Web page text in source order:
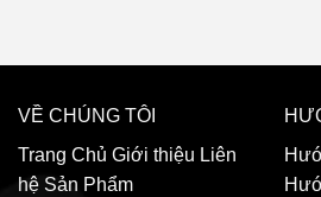
VỀ CHÚNG TÔI
Trang Chủ Giới thiệu Liên
hệ Sản Phẩm